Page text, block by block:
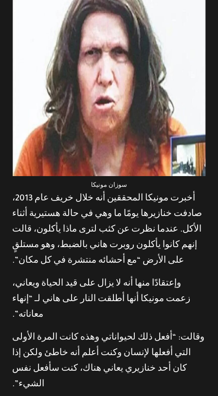
سوزان مونيكا
أخبرت مونيكا المحققين أنه خلال خريف عام 2013،
صادفت خنازيرها يومًا ما وهي في حالة هستيرية أثناء
الأكل. عندما نظرت عن كثب لترى ماذا يأكلون، قالت
إنهم كانوا يأكلون روبرت هاني بالضبط، وهو مستلقٍ
على الأرض “مع أحشائه منتشرة في كل مكان”.
وإعتقادًا منها أنه لا يزال على قيد الحياة ويعاني،
زعمت مونيكا أنها أطلقت النار على هاني لـ “إنهاء
معاناته”.
وقالت: “أفعل ذلك لحيواناتي وهذه كانت المرة الأولى
التي أفعلها لإنسان وكنت أعلم أنه خاطئ ولكن إذا
كان أحد خنازيري يعاني هناك، كنت سأفعل نفس
الشيء”.